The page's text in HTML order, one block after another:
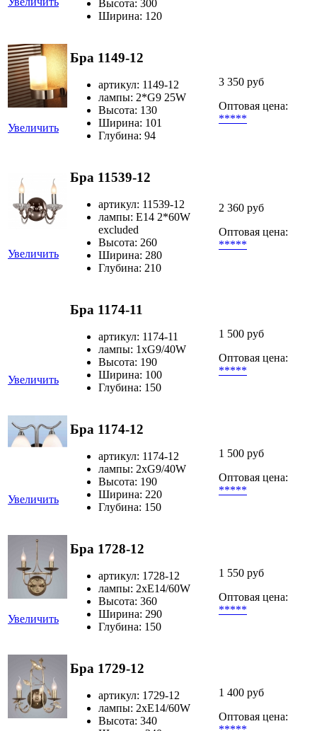
Высота: 300
Ширина: 120
Увеличить
Бра 1149-12
артикул: 1149-12
лампы: 2*G9 25W
Высота: 130
Ширина: 101
Глубина: 94
3 350 руб
Оптовая цена:
*****
Увеличить
Бра 11539-12
артикул: 11539-12
лампы: E14 2*60W
excluded
Высота: 260
Ширина: 280
Глубина: 210
2 360 руб
Оптовая цена:
*****
Увеличить
Бра 1174-11
артикул: 1174-11
лампы: 1хG9/40W
Высота: 190
Ширина: 100
Глубина: 150
1 500 руб
Оптовая цена:
*****
Увеличить
Бра 1174-12
артикул: 1174-12
лампы: 2хG9/40W
Высота: 190
Ширина: 220
Глубина: 150
1 500 руб
Оптовая цена:
*****
Увеличить
Бра 1728-12
артикул: 1728-12
лампы: 2хЕ14/60W
Высота: 360
Ширина: 290
Глубина: 150
1 550 руб
Оптовая цена:
*****
Бра 1729-12
артикул: 1729-12
лампы: 2хЕ14/60W
Высота: 340
1 400 руб
Оптовая цена: